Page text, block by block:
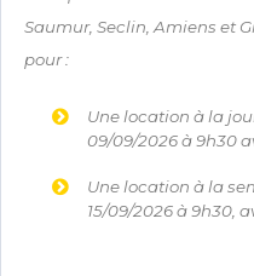
Saumur, Seclin, Amiens et
pour :
Une location à la
09/09/2026 à 9h30
Une location à la
15/09/2026 à 9h30,